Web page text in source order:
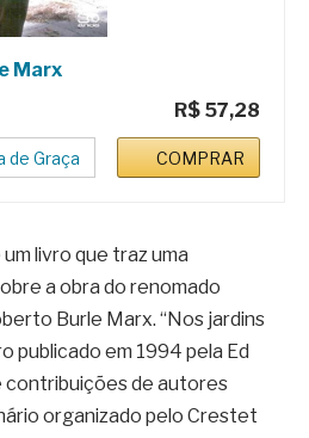
Marx
R$ 57,28
de Graça COMPRAR
livro que traz uma
a obra do renomado
Burle Marx. “Nos jardins
publicado em 1994 pela Ed
contribuições de autores
organizado pelo Crestet